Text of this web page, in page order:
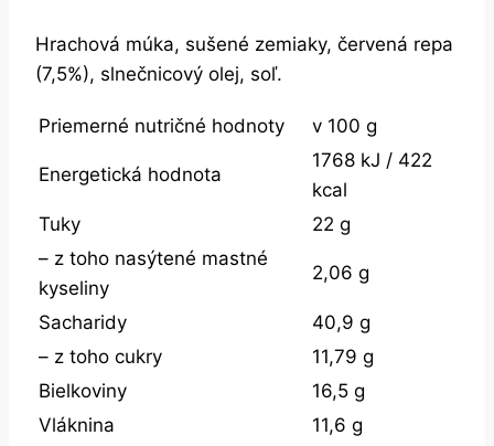
Hrachová múka, sušené zemiaky, červená repa
(7,5%), slnečnicový olej, soľ.
Priemerné nutričné hodnoty v 100 g
Energetická hodnota
1768 kJ / 422
kcal
Tuky
22 g
– z toho nasýtené mastné
kyseliny
2,06 g
Sacharidy
40,9 g
– z toho cukry
11,79 g
Bielkoviny
16,5 g
Vláknina
11,6 g